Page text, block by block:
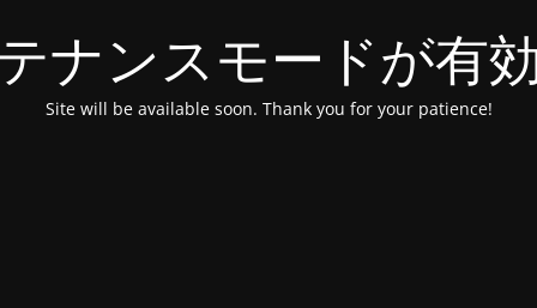
ナンスモードが有
Site will be available soon. Thank you for your patience!